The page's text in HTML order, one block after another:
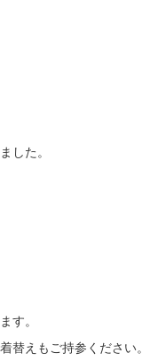
した。
す。
替えもご持参ください。